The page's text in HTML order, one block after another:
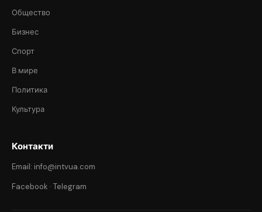
Общество
Бизнес
Спорт
В мире
Политика
Культура
Контакти
Email: info@intvua.com
Facebook · Telegram